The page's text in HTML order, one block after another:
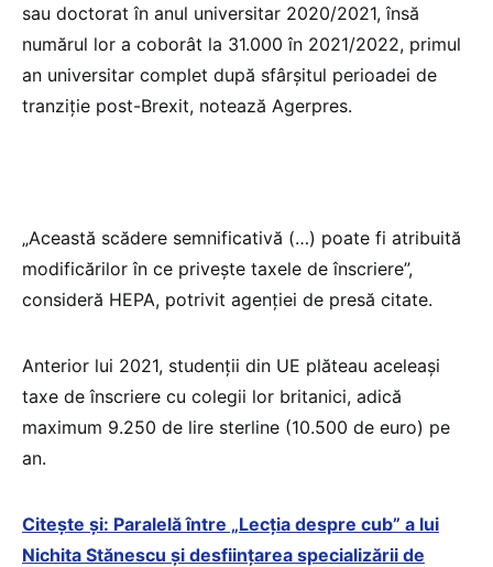
sau doctorat în anul universitar 2020/2021, însă
numărul lor a coborât la 31.000 în 2021/2022, primul
an universitar complet după sfârşitul perioadei de
tranziţie post-Brexit, notează Agerpres.
„Această scădere semnificativă (…) poate fi atribuită
modificărilor în ce priveşte taxele de înscriere”,
consideră HEPA, potrivit agenției de presă citate.
Anterior lui 2021, studenţii din UE plăteau aceleaşi
taxe de înscriere cu colegii lor britanici, adică
maximum 9.250 de lire sterline (10.500 de euro) pe
an.
Citește și: Paralelă între „Lecția despre cub” a lui
Nichita Stănescu și desființarea specializării de